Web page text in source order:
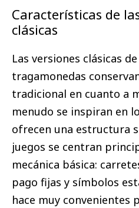
Características de
clásicas
Las versiones clásicas
tragamonedas
tradicional en cuanto a
menudo se inspiran en
ofrecen una estructura
juegos se centran
mecánica básica:
pago fijas y símbolos
hace muy convenientes